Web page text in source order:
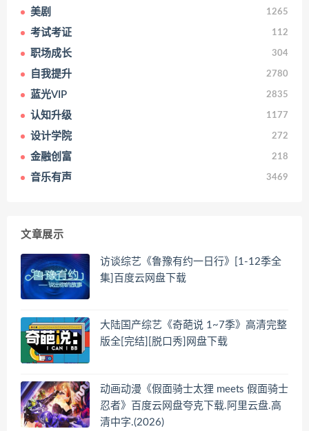
美剧 1265
考试考证 112
职场成长 304
自我提升 2780
蓝光VIP 2835
认知升级 1177
设计学院 272
金融创富 218
音乐有声 3469
文章展示
访谈综艺《鲁豫有约一日行》[1-12季全
集]百度云网盘下载
大陆国产综艺《奇葩说 1~7季》高清完整
版全[完结][脱口秀]网盘下载
动画动漫《假面骑士太狸 meets 假面骑士
忍者》百度云网盘夸克下载.阿里云盘.高
清中字.(2026)